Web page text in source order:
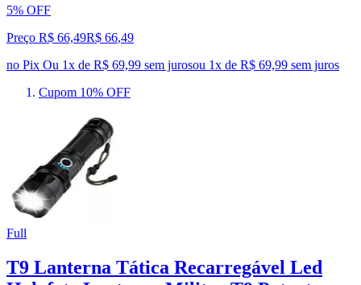
5% OFF
Preço R$ 66,49R$ 66,49
no Pix Ou 1x de R$ 69,99 sem jurosou 1x de R$ 69,99 sem juros
Cupom 10% OFF
Full
T9 Lanterna Tática Recarregável Led